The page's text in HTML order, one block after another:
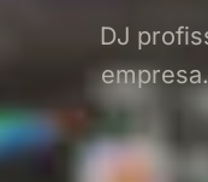
DJ